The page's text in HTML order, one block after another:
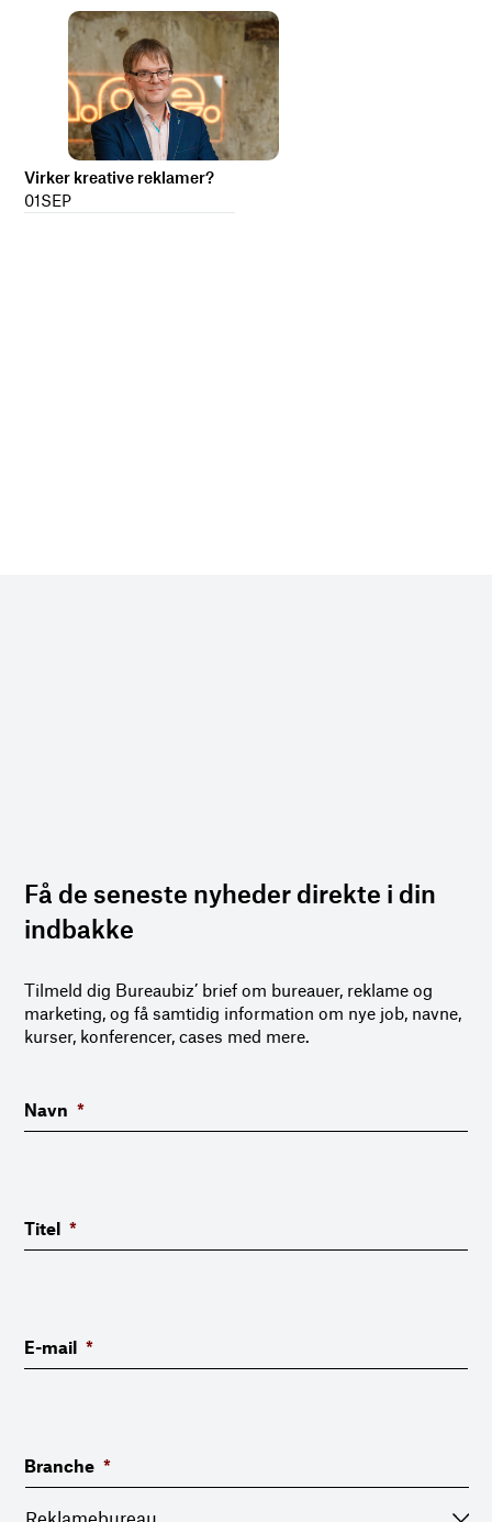
Virker kreative reklamer?
01SEP
Få de seneste nyheder direkte i din
indbakke
Tilmeld dig Bureaubiz’ brief om bureauer, reklame og
marketing, og få samtidig information om nye job, navne,
kurser, konferencer, cases med mere.
Navn *
Titel *
E-mail *
Branche *